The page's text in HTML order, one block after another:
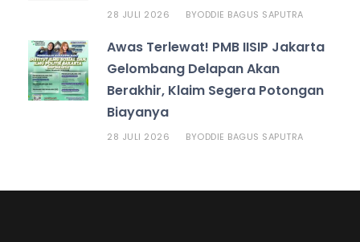
28 JULI 2026 BYODDIE BAGUS SAPUTRA
Awas Terlewat! PMB IISIP Jakarta
Gelombang Delapan Akan
Berakhir, Klaim Segera Potongan
Biayanya
28 JULI 2026 BYODDIE BAGUS SAPUTRA